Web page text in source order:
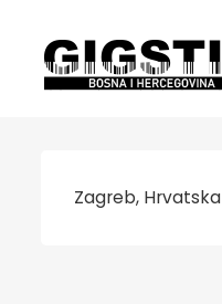
Zagreb, Hrvatska